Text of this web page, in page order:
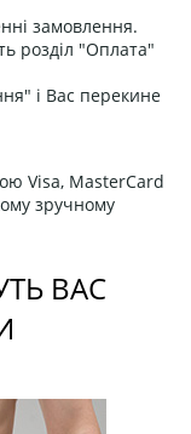
замовлення.
розділ "Оплата"
і Вас перекине
Visa, MasterCard
зручному
ВАС